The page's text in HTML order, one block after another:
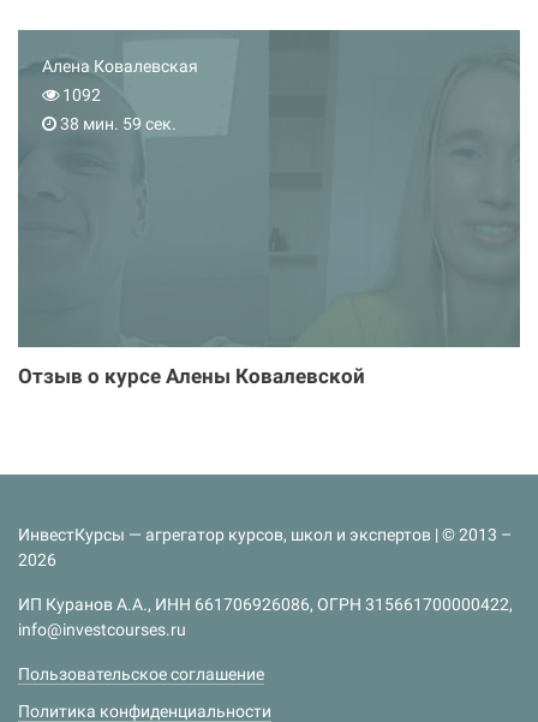
Алена Ковалевская
1092
38 мин. 59 сек.
Отзыв о курсе Алены Ковалевской
ИнвестКурсы — агрегатор курсов, школ и экспертов | © 2013 –
2026
ИП Куранов А.А., ИНН 661706926086, ОГРН 315661700000422,
info@investcourses.ru
Пользовательское соглашение
Политика конфиденциальности